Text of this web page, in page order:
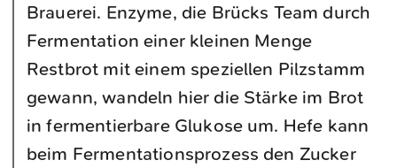
Brauerei. Enzyme, die Brücks Team durch
Fermentation einer kleinen Menge
Restbrot mit einem speziellen Pilzstamm
gewann, wandeln hier die Stärke im Brot
in fermentierbare Glukose um. Hefe kann
beim Fermentationsprozess den Zucker